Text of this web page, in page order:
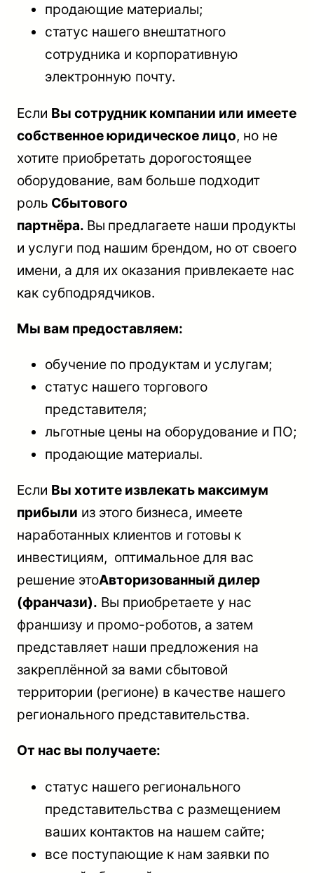
продающие материалы;
статус нашего внештатного
сотрудника и корпоративную
электронную почту.
Если Вы сотрудник компании или имеете
собственное юридическое лицо, но не
хотите приобретать дорогостоящее
оборудование, вам больше подходит
роль Сбытового
партнёра. Вы предлагаете наши продукты
и услуги под нашим брендом, но от своего
имени, а для их оказания привлекаете нас
как субподрядчиков.
Мы вам предоставляем:
обучение по продуктам и услугам;
статус нашего торгового
представителя;
льготные цены на оборудование и ПО;
продающие материалы.
Если Вы хотите извлекать максимум
прибыли из этого бизнеса, имеете
наработанных клиентов и готовы к
инвестициям, оптимальное для вас
решение этоАвторизованный дилер
(франчази). Вы приобретаете у нас
франшизу и промо-роботов, а затем
представляет наши предложения на
закреплённой за вами сбытовой
территории (регионе) в качестве нашего
регионального представительства.
От нас вы получаете:
статус нашего регионального
представительства с размещением
ваших контактов на нашем сайте;
все поступающие к нам заявки по